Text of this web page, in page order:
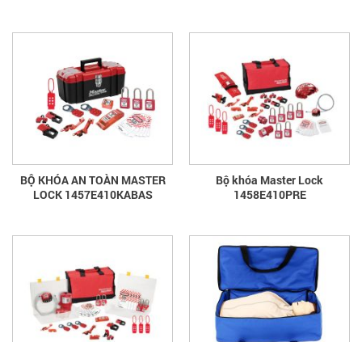
BỘ KHÓA AN TOÀN MASTER
LOCK 1457E410KABAS
Bộ khóa Master Lock
1458E410PRE